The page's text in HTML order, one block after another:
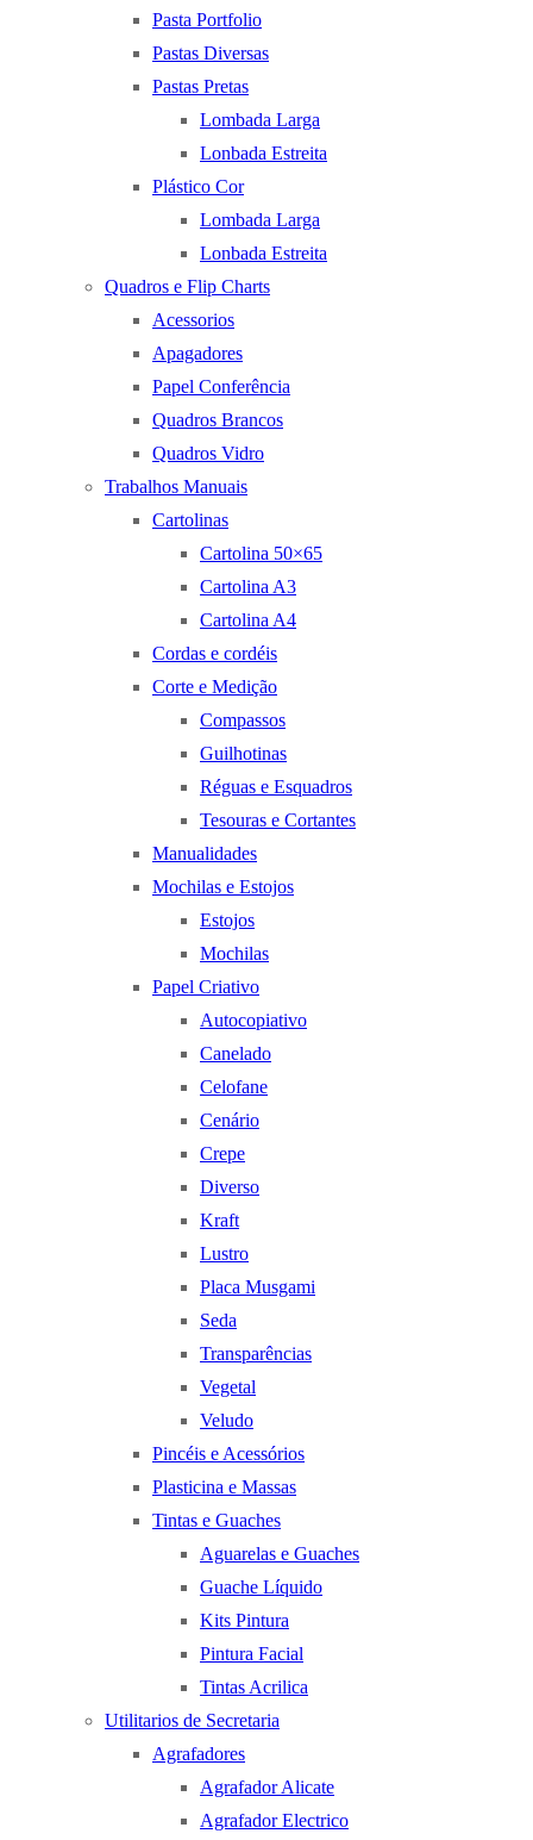
Pasta Portfolio
Pastas Diversas
Pastas Pretas
Lombada Larga
Lonbada Estreita
Plástico Cor
Lombada Larga
Lonbada Estreita
Quadros e Flip Charts
Acessorios
Apagadores
Papel Conferência
Quadros Brancos
Quadros Vidro
Trabalhos Manuais
Cartolinas
Cartolina 50×65
Cartolina A3
Cartolina A4
Cordas e cordéis
Corte e Medição
Compassos
Guilhotinas
Réguas e Esquadros
Tesouras e Cortantes
Manualidades
Mochilas e Estojos
Estojos
Mochilas
Papel Criativo
Autocopiativo
Canelado
Celofane
Cenário
Crepe
Diverso
Kraft
Lustro
Placa Musgami
Seda
Transparências
Vegetal
Veludo
Pincéis e Acessórios
Plasticina e Massas
Tintas e Guaches
Aguarelas e Guaches
Guache Líquido
Kits Pintura
Pintura Facial
Tintas Acrilica
Utilitarios de Secretaria
Agrafadores
Agrafador Alicate
Agrafador Electrico